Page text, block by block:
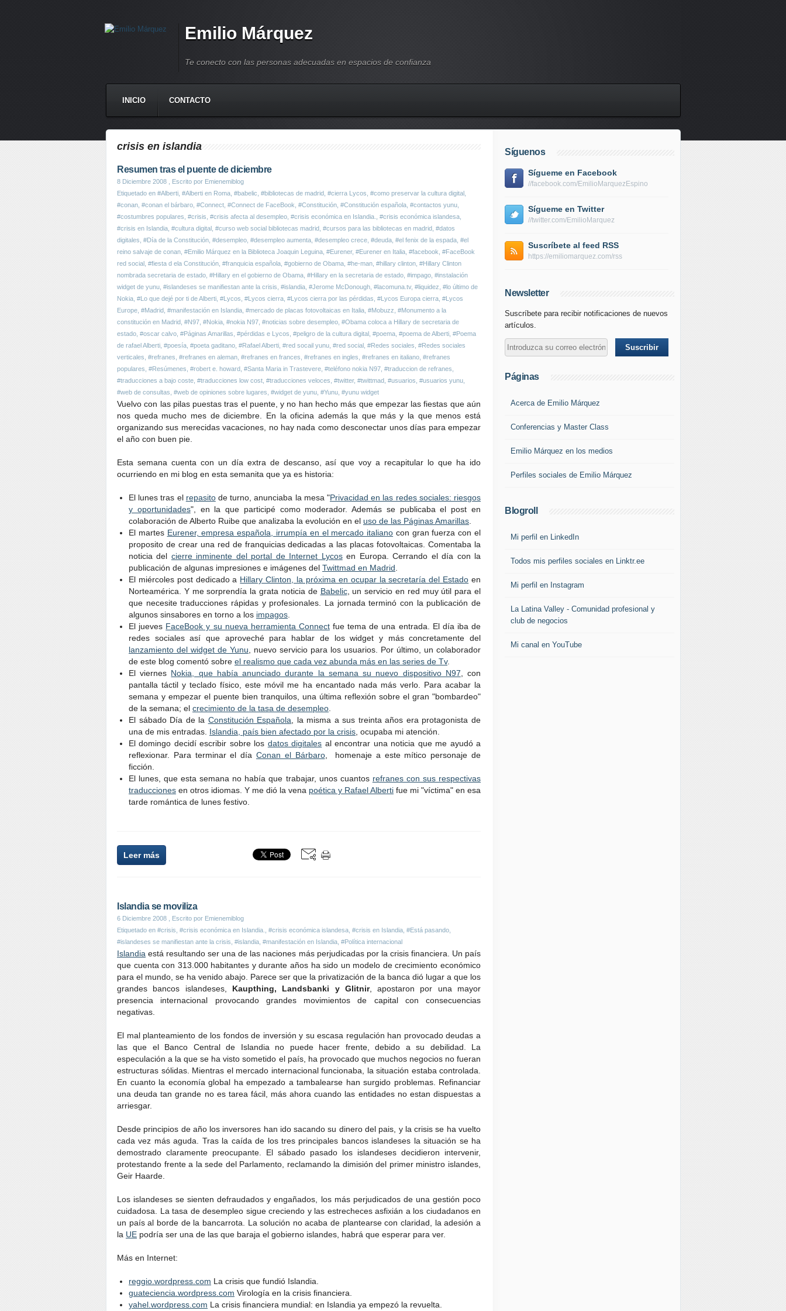
Emilio Márquez
Te conecto con las personas adecuadas en espacios de confianza
INICIO CONTACTO
crisis en islandia
Resumen tras el puente de diciembre
8 Diciembre 2008 , Escrito por Emienemiblog
Etiquetado en #Alberti #Alberti en Roma #babelic #bibliotecas de madrid #cierra Lycos #como preservar la cultura digital
#conan #conan el bárbaro #Connect #Connect de FaceBook #Constitución #Constitución española #contactos yunu
#costumbres populares #crisis #crisis afecta al desempleo #crisis económica en Islandia. #crisis económica islandesa
#crisis en Islandia #cultura digital #curso web social bibliotecas madrid #cursos para las bibliotecas en madrid #datos
digitales #Día de la Constitución #desempleo #desempleo aumenta #desempleo crece #deuda #el fenix de la espada #el
reino salvaje de conan #Emilio Márquez en la Biblioteca Joaquin Leguina #Eurener, #Eurener en Italia #facebook #FaceBook
red social #fiesta d ela Constitución #franquicia española #gobierno de Obama #he-man #hillary clinton #Hillary Clinton
nombrada secretaria de estado #Hillary en el gobierno de Obama #Hillary en la secretaria de estado #impago #instalación
widget de yunu #islandeses se manifiestan ante la crisis #islandia #Jerome McDonough #lacomuna.tv, #liquidez #lo último de
Nokia #Lo que dejé por ti de Alberti #Lycos #Lycos cierra #Lycos cierra por las pérdidas #Lycos Europa cierra #Lycos
Europe #Madrid #manifestación en Islandia #mercado de placas fotovoltaicas en Italia #Mobuzz #Monumento a la
constitución en Madrid #N97 #Nokia #nokia N97 #noticias sobre desempleo #Obama coloca a Hillary de secretaria de
estado #oscar calvo #Páginas Amarillas #pérdidas e Lycos #peligro de la cultura digital #poema #poema de Alberti #Poema
de rafael Alberti #poesía #poeta gaditano #Rafael Alberti #red socail yunu #red social #Redes sociales #Redes sociales
verticales #refranes #refranes en aleman #refranes en frances #refranes en ingles #refranes en italiano #refranes
populares #Resúmenes #robert e. howard #Santa Maria in Trastevere #teléfono nokia N97 #traduccion de refranes
#traducciones a bajo coste #traducciones low cost #traducciones veloces #twitter, #twittmad #usuarios #usuarios yunu
#web de consultas #web de opiniones sobre lugares #widget de yunu #Yunu #yunu widget
Vuelvo con las pilas puestas tras el puente, y no han hecho más que empezar las fiestas que aún
nos queda mucho mes de diciembre. En la oficina además la que más y la que menos está
organizando sus merecidas vacaciones, no hay nada como desconectar unos días para empezar
el año con buen pie.
Esta semana cuenta con un día extra de descanso, así que voy a recapitular lo que ha ido
ocurriendo en mi blog en esta semanita que ya es historia:
El lunes tras el repasitode turno, anunciaba la mesa "Privacidad en las redes sociales: riesgos
y oportunidades", en la que participé como moderador. Además se publicaba el post en
colaboración de Alberto Ruibe que analizaba la evolución en el uso de las Páginas Amarillas
El martes Eurener, empresa española, irrumpía en el mercado italiano con gran fuerza con el
proposito de crear una red de franquicias dedicadas a las placas fotovoltaicas. Comentaba la
noticia del cierre inminente del portal de Internet Lycosen Europa. Cerrando el día con la
publicación de algunas impresiones e imágenes del Twittmad en Madrid
El miércoles post dedicado a Hillary Clinton, la próxima en ocupar la secretaría del Estado en
Norteamérica. Y me sorprendía la grata noticia de Babelic, un servicio en red muy útil para el
que necesite traducciones rápidas y profesionales. La jornada terminó con la publicación de
algunos sinsabores en torno a los impagos
El jueves FaceBook y su nueva herramienta Connectfue tema de una entrada. El día iba de
redes sociales así que aproveché para hablar de los widget y más concretamente del
lanzamiento del widget de Yunu , nuevo servicio para los usuarios. Por último, un colaborador
de este blog comentó sobre el realismo que cada vez abunda más en las series de Tv.
El viernes Nokia, que había anunciado durante la semana su nuevo dispositivo N97 , con
pantalla táctil y teclado físico, este móvil me ha encantado nada más verlo. Para acabar la
semana y empezar el puente bien tranquilos, una última reflexión sobre el gran "bombardeo"
de la semana; el crecimiento de la tasa de desempleo
El sábado Día de la Constitución Española , la misma a sus treinta años era protagonista de
una de mis entradas. Islandia, país bien afectado por la crisis , ocupaba mi atención.
El domingo decidí escribir sobre los datos digitales al encontrar una noticia que me ayudó a
reflexionar. Para terminar el día Conan el Bárbaro, homenaje a este mítico personaje de
ficción.
El lunes, que esta semana no había que trabajar, unos cuantos refranes con sus respectivas
traducciones en otros idiomas. Y me dió la vena poética y Rafael Alberti fue mi "víctima" en esa
tarde romántica de lunes festivo.
Leer más
Islandia se moviliza
6 Diciembre 2008 , Escrito por Emienemiblog
Etiquetado en #crisis #crisis económica en Islandia. #crisis económica islandesa #crisis en Islandia #Está pasando
#islandeses se manifiestan ante la crisis #islandia #manifestación en Islandia #Política internacional
Islandia está resultando ser una de las naciones más perjudicadas por la crisis financiera. Un país
que cuenta con 313.000 habitantes y durante años ha sido un modelo de crecimiento económico
para el mundo, se ha venido abajo. Parece ser que la privatización de la banca dió lugar a que los
grandes bancos islandeses, Kaupthing, Landsbanki y Glitnir, apostaron por una mayor
presencia internacional provocando grandes movimientos de capital con consecuencias
negativas.
El mal planteamiento de los fondos de inversión y su escasa regulación han provocado deudas a
las que el Banco Central de Islandia no puede hacer frente, debido a su debilidad. La
especulación a la que se ha visto sometido el país, ha provocado que muchos negocios no fueran
estructuras sólidas. Mientras el mercado internacional funcionaba, la situación estaba controlada.
En cuanto la economía global ha empezado a tambalearse han surgido problemas. Refinanciar
una deuda tan grande no es tarea fácil, más ahora cuando las entidades no estan dispuestas a
arriesgar.
Desde principios de año los inversores han ido sacando su dinero del pais, y la crisis se ha vuelto
cada vez más aguda. Tras la caída de los tres principales bancos islandeses la situación se ha
demostrado claramente preocupante. El sábado pasado los islandeses decidieron intervenir,
protestando frente a la sede del Parlamento, reclamando la dimisión del primer ministro islandes,
Geir Haarde.
Los islandeses se sienten defraudados y engañados, los más perjudicados de una gestión poco
cuidadosa. La tasa de desempleo sigue creciendo y las estrecheces asfixián a los ciudadanos en
un país al borde de la bancarrota. La solución no acaba de plantearse con claridad, la adesión a
la UE podría ser una de las que baraja el gobierno islandes, habrá que esperar para ver.
Más en Internet:
reggio.wordpress.com La crisis que fundió Islandia.
guateciencia.wordpress.com Virología en la crisis financiera.
yahel.wordpress.com La crisis financiera mundial: en Islandia ya empezó la revuelta.
Síguenos
Sígueme en Facebook
//facebook.com/EmilioMarquezEspino
Sígueme en Twitter
//twitter.com/EmilioMarquez
Suscríbete al feed RSS
https://emiliomarquez.com/rss
Newsletter
Suscríbete para recibir notificaciones de nuevos
artículos.
Páginas
Acerca de Emilio Márquez
Conferencias y Master Class
Emilio Márquez en los medios
Perfiles sociales de Emilio Márquez
Blogroll
Mi perfil en LinkedIn
Todos mis perfiles sociales en Linktr.ee
Mi perfil en Instagram
La Latina Valley - Comunidad profesional y
club de negocios
Mi canal en YouTube